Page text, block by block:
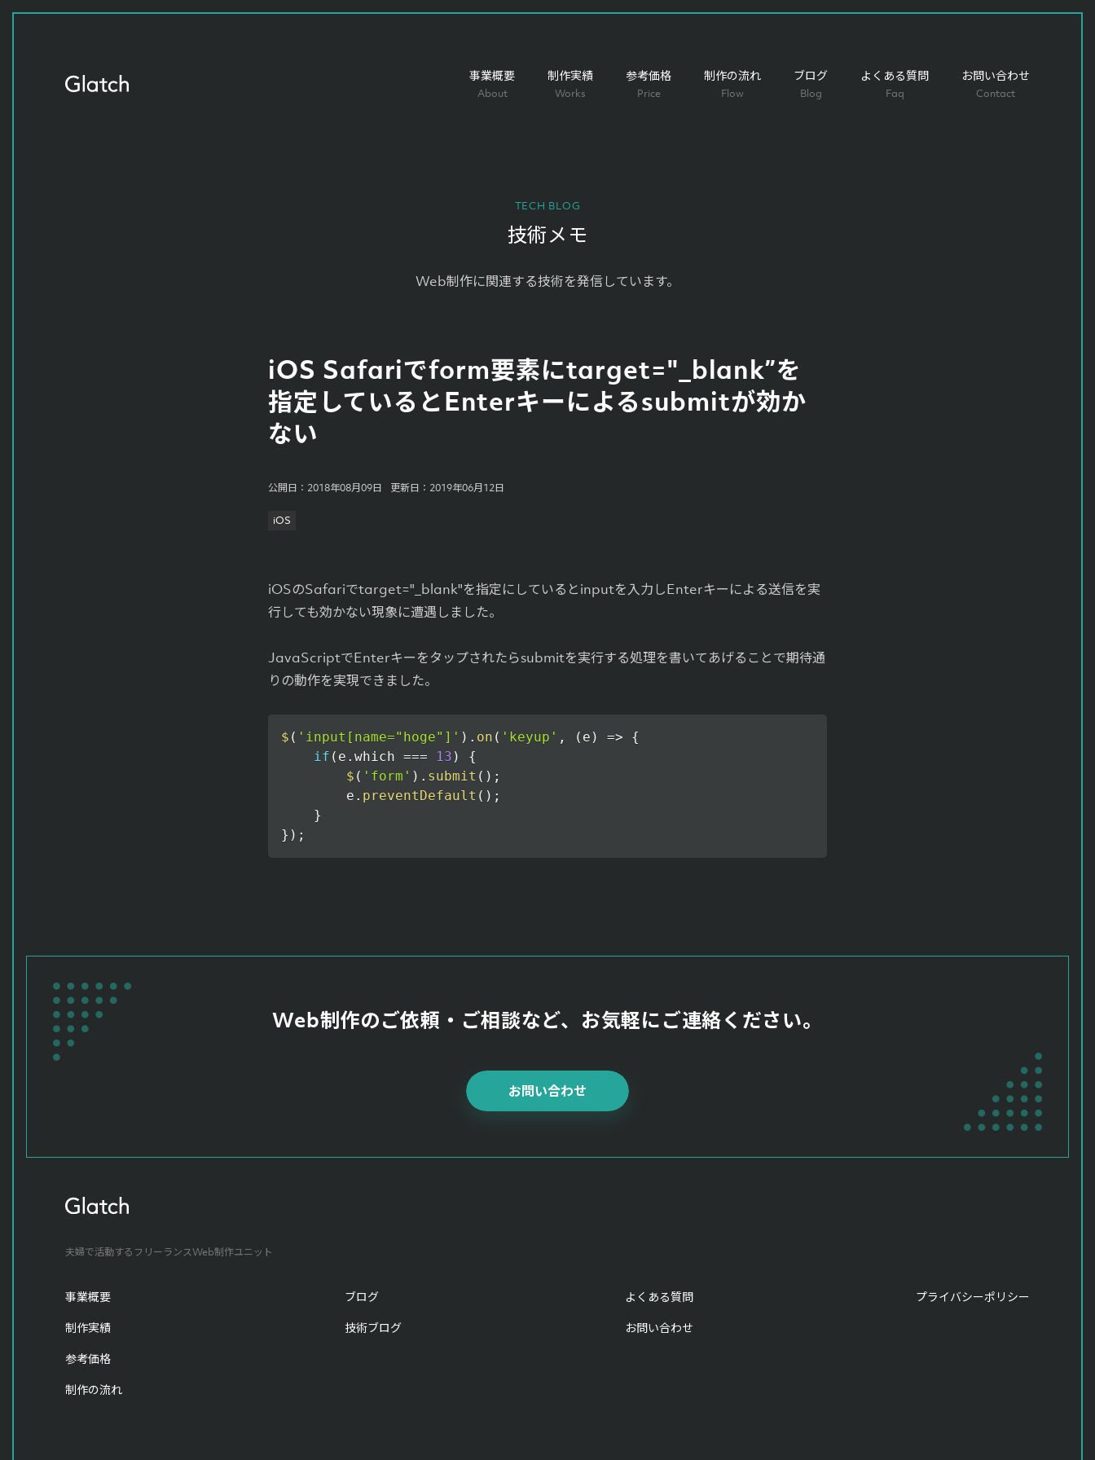
事業概要
About
制作実績
Works
参考価格
Price
制作の流れ
Flow
ブログ
Blog
よくある質問
Faq
お問い合わせ
Contact
TECH BLOG
技術メモ
Web制作に関連する技術を発信しています。
iOS Safariでform要素にtarget="_blank”を
指定しているとEnterキーによるsubmitが効か
ない
公開日：2018年08月09日 更新日：2019年06月12日
iOS
iOSのSafariでtarget="_blank"を指定にしているとinputを入力しEnterキーによる送信を実
行しても効かない現象に遭遇しました。
JavaScriptでEnterキーをタップされたらsubmitを実行する処理を書いてあげることで期待通
りの動作を実現できました。
$ ( 'input[name="hoge"]' ) . on ( 'keyup' , ( e ) =>
{
if ( e .which === 13 )
{
$ ( 'form' ) . submit ( ) ;
        e
. preventDefault ( ) ;
}
} ) ;
Web制作のご依頼・ご相談など、お気軽にご連絡ください。
お問い合わせ
夫婦で活動するフリーランスWeb制作ユニット
事業概要
制作実績
参考価格
制作の流れ
ブログ
技術ブログ
よくある質問
お問い合わせ
プライバシーポリシー